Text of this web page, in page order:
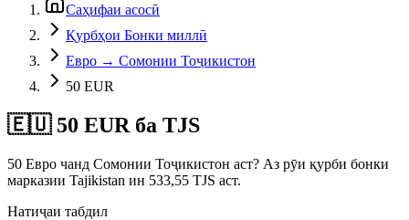
Саҳифаи асосӣ
Қурбҳои Бонки миллӣ
Евро → Сомонии Тоҷикистон
50 EUR
🇪🇺 50 EUR ба TJS
50 Евро чанд Сомонии Тоҷикистон аст? Аз рӯи қурби бонки
марказии Tajikistan ин 533,55 TJS аст.
Натиҷаи табдил